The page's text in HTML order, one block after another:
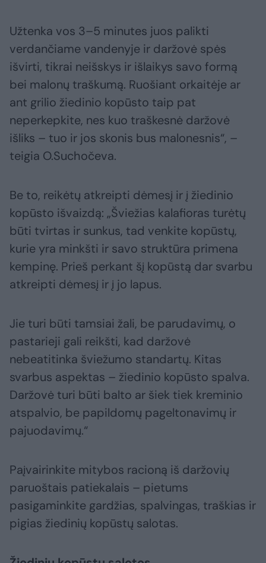
Užtenka vos 3–5 minutes juos palikti
verdančiame vandenyje ir daržovė spės
išvirti, tikrai neišskys ir išlaikys savo formą
bei malonų traškumą. Ruošiant orkaitėje ar
ant grilio žiedinio kopūsto taip pat
neperkepkite, nes kuo traškesnė daržovė
išliks – tuo ir jos skonis bus malonesnis“, –
teigia O.Suchočeva.
Be to, reikėtų atkreipti dėmesį ir į žiedinio
kopūsto išvaizdą: „Šviežias kalafioras turėtų
būti tvirtas ir sunkus, tad venkite kopūstų,
kurie yra minkšti ir savo struktūra primena
kempinę. Prieš perkant šį kopūstą dar svarbu
atkreipti dėmesį ir į jo lapus.
Jie turi būti tamsiai žali, be parudavimų, o
pastarieji gali reikšti, kad daržovė
nebeatitinka šviežumo standartų. Kitas
svarbus aspektas – žiedinio kopūsto spalva.
Daržovė turi būti balto ar šiek tiek kreminio
atspalvio, be papildomų pageltonavimų ir
pajuodavimų.“
Paįvairinkite mitybos racioną iš daržovių
paruoštais patiekalais – pietums
pasigaminkite gardžias, spalvingas, traškias ir
pigias žiedinių kopūstų salotas.